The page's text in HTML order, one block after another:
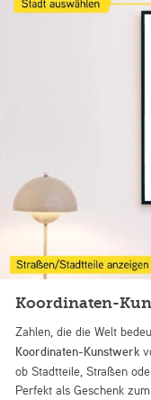
Koordinaten-
Zahlen, die die Welt
Koordinaten-Kunstwerk
ob Stadtteile, Straßen
Perfekt als Geschenk